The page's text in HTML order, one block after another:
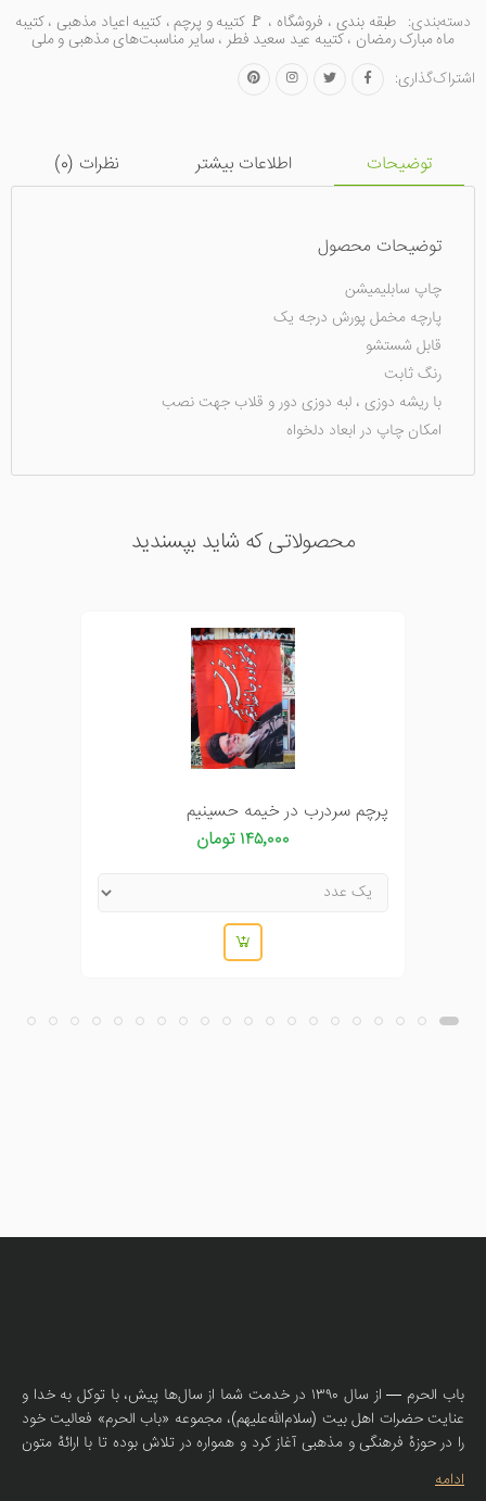
دسته‌بندی: طبقه بندی ، فروشگاه ، 🚩 کتیبه و پرچم،کتیبه اعیاد مذهبی ،کتیبه
ماه مبارک رمضان ،کتیبه عید سعید فطر ، سایر مناسبت‌های مذهبی و ملی
اشتراک‌گذاری:
توضیحات اطلاعات بیشتر نظرات (0
)
توضیحات محصول
چاپ سابلیمیشن
پارچه مخمل پورش درجه یک
قابل شستشو
رنگ ثابت
با ریشه دوزی ، لبه دوزی دور و قلاب جهت نصب
امکان چاپ در ابعاد دلخواه
محصولاتی که شاید بپسندید
پرچم سردرب در خیمه حسینیم
۱۴۵٬۰۰۰ تومان
باب الحرم — از سال ۱۳۹۰ در خدمت شما از سال‌ها پیش، با توکل به خدا و
عنایت حضرات اهل بیت (سلام‌الله‌علیهم)، مجموعه «باب الحرم» فعالیت خود
را در حوزهٔ فرهنگی و مذهبی آغاز کرد و همواره در تلاش بوده تا با ارائهٔ متون
صحیحهٔ روضه، سبک‌های اصیل نوحه و مولودی، همراهی صمیمانه‌ای با
سخنرانان، مادحین و دوستداران اهل بیت (ع) داشته باشد. امروز، با همان
ادامه